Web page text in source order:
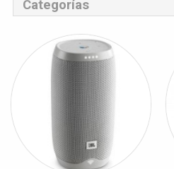
Categorías